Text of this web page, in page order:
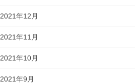
2021年12月
2021年11月
2021年10月
2021年9月